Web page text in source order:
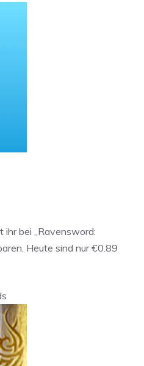
ihr bei „Ravensword:
Heute sind nur €0.89